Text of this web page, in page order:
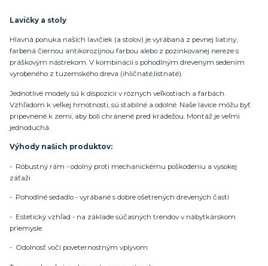
Lavičky a stoly
Hlavná ponuka naších lavičiek (a stolov) je vyrábaná z pevnej liatiny,
farbená čiernou antikorozíjnou farbou alebo z pozinkovanej nereze s
práškovým nástrekom. V kombinácií s pohodlným dreveným sedením
vyrobeného z tuzemského dreva (ihličnaté,listnaté).
Jednotlivé modely sú k dispozícii v rôznych veľkostiach a farbách.
Vzhľadom k veľkej hmotnosti, sú stabilné a odolné. Naše lavice môžu byť
pripevnené k zemi, aby boli chránené pred krádežou. Montáž je veľmi
jednoduchá.
Výhody našich produktov:
- Róbustný rám - odolný proti mechanickému poškodeniu a vysokej
záťaži
- Pohodlné sedadlo - vyrábané s dobre ošetrených drevených častí
- Estetický vzhľad - na základe súčasných trendov v nábytkárskom
priemysle
- Odolnosť voči poveternostným vplyvom